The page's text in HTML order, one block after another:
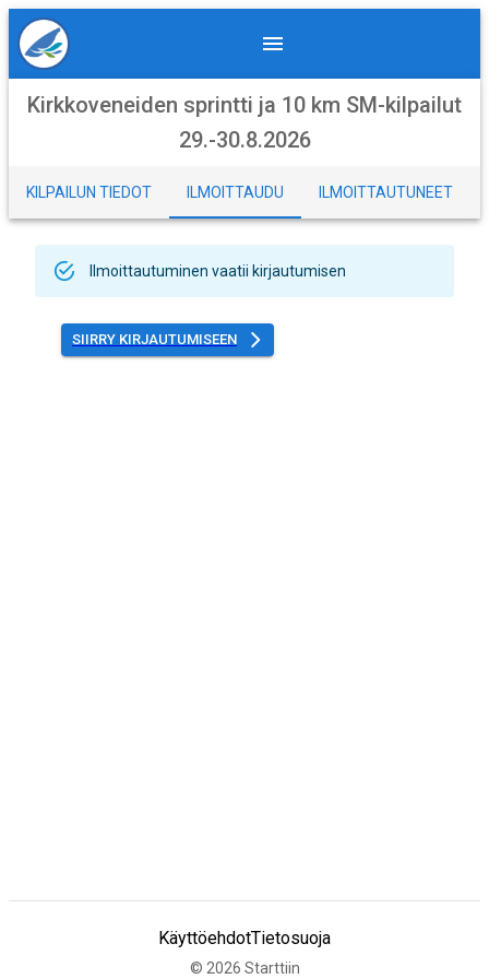
Kirkkoveneiden sprintti ja 10 km SM-kilpailut
29.-30.8.2026
KILPAILUN TIEDOT ILMOITTAUDU ILMOITTAUTUNEET
Ilmoittautuminen vaatii kirjautumisen
SIIRRY KIRJAUTUMISEEN
KäyttöehdotTietosuoja
© 2026 Starttiin